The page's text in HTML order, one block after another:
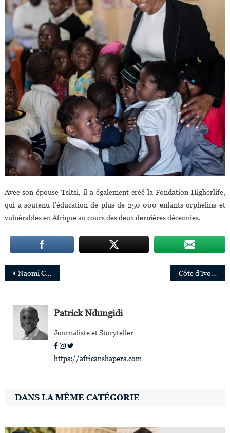
Avec son épouse Tsitsi, il a également créé la Fondation Higherlife,
qui a soutenu l’éducation de plus de 250 000 enfants orphelins et
vulnérables en Afrique au cours des deux dernières décennies.
Navigation
de
l’article
Naomi Campbell,Keynote speaker du sommet des femmes dirigeantes de Forbes Woman Africa Côte d’Ivoire : Ahmadou Bakayoko nommé Directeur des opérations d’Eranove
Patrick Ndungidi
Journaliste et Storyteller
https://africanshapers.com
DANS LA MÊME CATÉGORIE